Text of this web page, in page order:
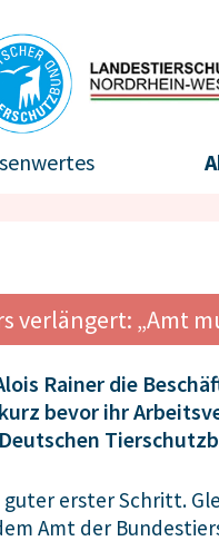
verlängert: „Amt
Rainer die
bevor ihr
erster Schritt.
Amt der